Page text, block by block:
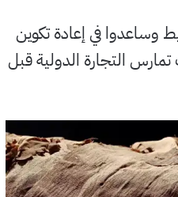
وساعدوا في إعادة تكوين
تمارس التجارة الدولية قبل